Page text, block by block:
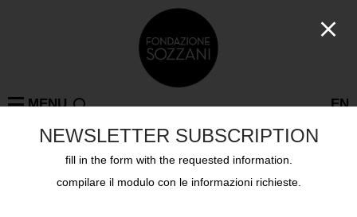
EN
MENU
XANTI SCHAWINSKY
NEWSLETTER SUBSCRIPTION
fill in the form with the requested information.
compilare il modulo con le informazioni richieste.